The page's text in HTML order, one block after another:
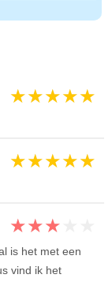
★★★★★
★★★★★
★★★
is het met een
vind ik het